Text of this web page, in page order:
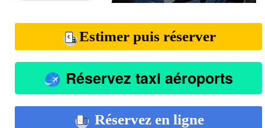
Estimer puis réserver
Réservez taxi aéroports
Réservez en ligne